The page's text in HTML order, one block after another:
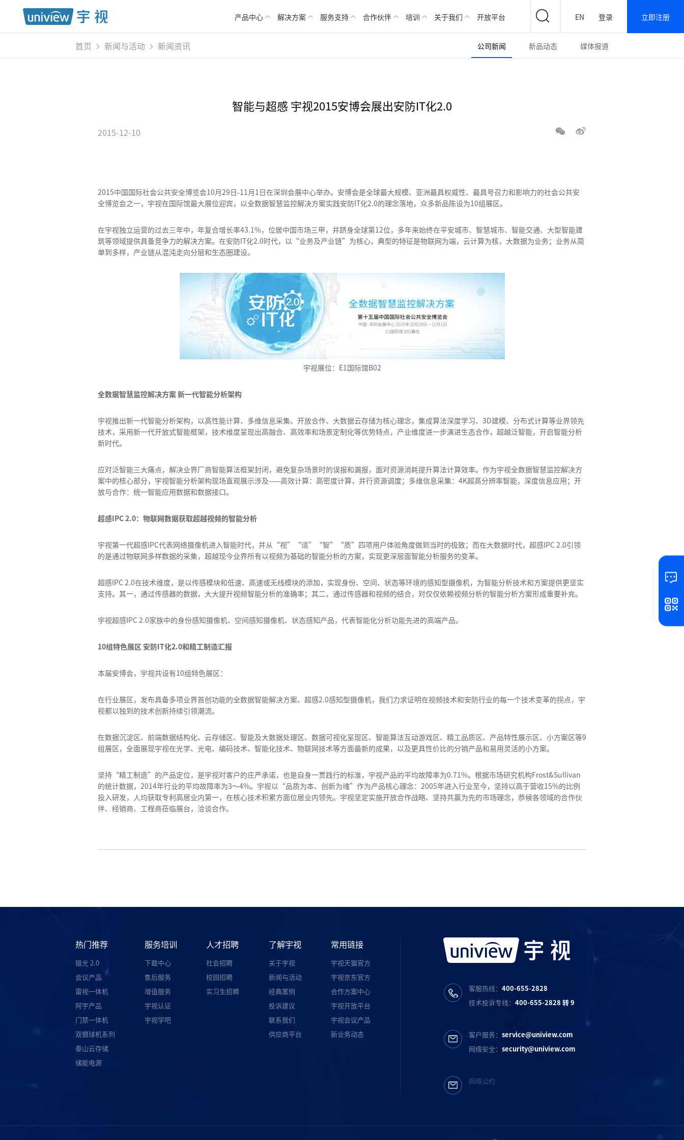
产品中心 解决方案 服务支持 合作伙伴 培训 关于我们 开放平台 EN 登录 立即注册
首页 新闻与活动 新闻资讯 公司新闻 新品动态 媒体报道
智能与超感 宇视2015安博会展出安防IT化2.0
2015-12-10
2015中国国际社会公共安全博览会10月29日-11月1日在深圳会展中心举办。安博会是全球最大规模、亚洲最具权威性、最具号召力和影响力的社会公共安
全博览会之一，宇视在国际馆最大展位迎宾，以全数据智慧监控解决方案实践安防IT化2.0的理念落地，众多新品陈设为10组展区。
在宇视独立运营的过去三年中，年复合增长率43.1%，位居中国市场三甲，并跻身全球第12位，多年来始终在平安城市、智慧城市、智能交通、大型智能建
筑等领域提供具备竞争力的解决方案。在安防IT化2.0时代，以“业务及产业链”为核心，典型的特征是物联网为端，云计算为核，大数据为业务；业务从简
单到多样，产业链从混沌走向分层和生态圈建设。
宇视展位：E1国际馆B02
全数据智慧监控解决方案 新一代智能分析架构
宇视推出新一代智能分析架构，以高性能计算、多维信息采集、开放合作、大数据云存储为核心理念，集成算法深度学习、3D建模、分布式计算等业界领先
技术，采用新一代开放式智能框架，技术维度呈现出高融合、高效率和场景定制化等优势特点，产业维度进一步演进生态合作，超越泛智能，开启智能分析
新时代。
应对泛智能三大痛点，解决业界厂商智能算法框架封闭，避免复杂场景时的误报和漏报，面对资源消耗提升算法计算效率。作为宇视全数据智慧监控解决方
案中的核心部分，宇视智能分析架构现场直观展示涉及——高效计算：高密度计算，并行资源调度；多维信息采集：4K超高分辨率智能，深度信息应用；开
放与合作：统一智能应用数据和数据接口。
超感IPC 2.0：物联网数据获取超越视频的智能分析
宇视第一代超感IPC代表网络摄像机进入智能时代，并从“视”“适”“智”“质”四项用户体验角度做到当时的极致；而在大数据时代，超感IPC 2.0引领
的是通过物联网多样数据的采集，超越现今业界所有以视频为基础的智能分析的方案，实现更深层面智能分析服务的变革。
超感IPC 2.0在技术维度，是以传感模块和低速、高速或无线模块的添加，实现身份、空间、状态等环境的感知型摄像机，为智能分析技术和方案提供更坚实
支持。其一，通过传感器的数据，大大提升视频智能分析的准确率；其二，通过传感器和视频的结合，对仅仅依赖视频分析的智能分析方案形成重要补充。
宇视超感IPC 2.0家族中的身份感知摄像机、空间感知摄像机、状态感知产品，代表智能化分析功能先进的高端产品。
10组特色展区 安防IT化2.0和精工制造汇报
本届安博会，宇视共设有10组特色展区：
在行业展区，发布具备多项业界首创功能的全数据智能解决方案、超感2.0感知型摄像机，我们力求证明在视频技术和安防行业的每一个技术变革的拐点，宇
视都以独到的技术创新持续引领潮流。
在数据沉淀区、前端数据结构化、云存储区、智能及大数据处理区、数据可视化呈现区、智能算法互动游戏区、精工品质区、产品特性展示区、小方案区等9
组展区，全面展现宇视在光学、光电、编码技术、智能化技术、物联网技术等方面最新的成果，以及更具性价比的分销产品和易用灵活的小方案。
坚持“精工制造”的产品定位，是宇视对客户的庄严承诺，也是自身一贯践行的标准，宇视产品的平均故障率为0.71%。根据市场研究机构Frost&Sullivan
的统计数据，2014年行业的平均故障率为3～4%。宇视以“品质为本、创新为魂”作为产品核心理念：2005年进入行业至今，坚持以高于营收15%的比例
投入研发，人均获取专利高居业内第一，在核心技术积累方面位居业内领先。宇视坚定实施开放合作战略、坚持共赢为先的市场理念，恭候各领域的合作伙
伴、经销商、工程商莅临展台，洽谈合作。
热门推荐
猎光 2.0
会议产品
雷视一体机
阿宇产品
门禁一体机
双摄球机系列
泰山云存储
储能电源
服务培训
下载中心
售后服务
增值服务
宇视认证
宇视学吧
人才招聘
社会招聘
校园招聘
实习生招聘
了解宇视
关于宇视
新闻与活动
经典案例
投诉建议
联系我们
供应商平台
常用链接
宇视天猫官方
宇视京东官方
合作方案中心
宇视开放平台
宇视会议产品
新业务动态
客服热线：400-655-2828
技术投诉专线：400-655-2828 转 9
客户服务：service@uniview.com
网络安全：security@uniview.com
网络公约